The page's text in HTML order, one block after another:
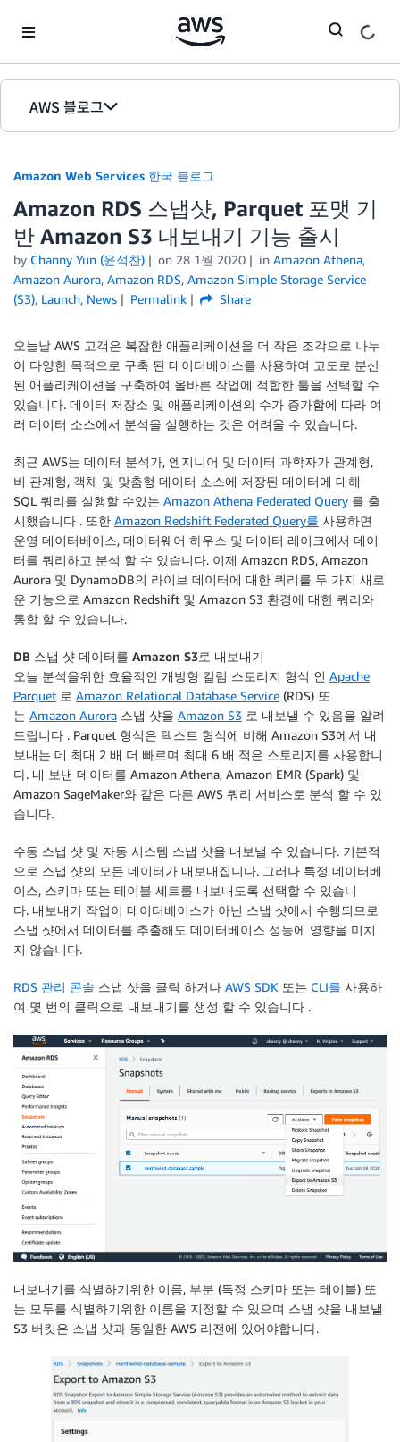
AWS 블로그
홈
에디션
Amazon Web Services 한국 블로그
Amazon RDS 스냅샷, Parquet 포맷 기
반 Amazon S3 내보내기 기능 출시
by Channy Yun (윤석찬) on 28 1월 2020 in Amazon Athena,
Amazon Aurora, Amazon RDS, Amazon Simple Storage Service
(S3), Launch, News Permalink Share
오늘날 AWS 고객은 복잡한 애플리케이션을 더 작은 조각으로 나누
어 다양한 목적으로 구축 된 데이터베이스를 사용하여 고도로 분산
된 애플리케이션을 구축하여 올바른 작업에 적합한 툴을 선택할 수
있습니다. 데이터 저장소 및 애플리케이션의 수가 증가함에 따라 여
러 데이터 소스에서 분석을 실행하는 것은 어려울 수 있습니다.
최근 AWS는 데이터 분석가, 엔지니어 및 데이터 과학자가 관계형,
비 관계형, 객체 및 맞춤형 데이터 소스에 저장된 데이터에 대해
SQL 쿼리를 실행할 수있는 Amazon Athena Federated Query 를 출
시했습니다 . 또한 Amazon Redshift Federated Query를 사용하면
운영 데이터베이스, 데이터웨어 하우스 및 데이터 레이크에서 데이
터를 쿼리하고 분석 할 수 있습니다. 이제 Amazon RDS, Amazon
Aurora 및 DynamoDB의 라이브 데이터에 대한 쿼리를 두 가지 새로
운 기능으로 Amazon Redshift 및 Amazon S3 환경에 대한 쿼리와
통합 할 수 있습니다.
DB 스냅 샷 데이터를 Amazon S3로 내보내기
오늘 분석을위한 효율적인 개방형 컬럼 스토리지 형식 인 Apache
Parquet 로 Amazon Relational Database Service (RDS) 또
는 Amazon Aurora 스냅 샷을 Amazon S3 로 내보낼 수 있음을 알려
드립니다 . Parquet 형식은 텍스트 형식에 비해 Amazon S3에서 내
보내는 데 최대 2 배 더 빠르며 최대 6 배 적은 스토리지를 사용합니
다. 내 보낸 데이터를 Amazon Athena, Amazon EMR (Spark) 및
Amazon SageMaker와 같은 다른 AWS 쿼리 서비스로 분석 할 수 있
습니다.
수동 스냅 샷 및 자동 시스템 스냅 샷을 내보낼 수 있습니다. 기본적
으로 스냅 샷의 모든 데이터가 내보내집니다. 그러나 특정 데이터베
이스, 스키마 또는 테이블 세트를 내보내도록 선택할 수 있습니
다. 내보내기 작업이 데이터베이스가 아닌 스냅 샷에서 수행되므로
스냅 샷에서 데이터를 추출해도 데이터베이스 성능에 영향을 미치
지 않습니다.
RDS 관리 콘솔 스냅 샷을 클릭 하거나 AWS SDK 또는 CLI를 사용하
여 몇 번의 클릭으로 내보내기를 생성 할 수 있습니다 .
내보내기를 식별하기위한 이름, 부분 (특정 스키마 또는 테이블) 또
는 모두를 식별하기위한 이름을 지정할 수 있으며 스냅 샷을 내보낼
S3 버킷은 스냅 샷과 동일한 AWS 리전에 있어야합니다.